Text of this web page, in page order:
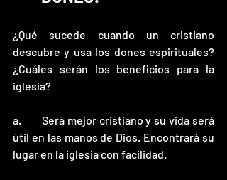
¿Qué sucede cuando un cristiano
descubre y usa los dones espirituales?
¿Cuáles serán los beneficios para la
iglesia?
a.	Será mejor cristiano y su vida será
útil en las manos de Dios. Encontrará su
lugar en la iglesia con facilidad.